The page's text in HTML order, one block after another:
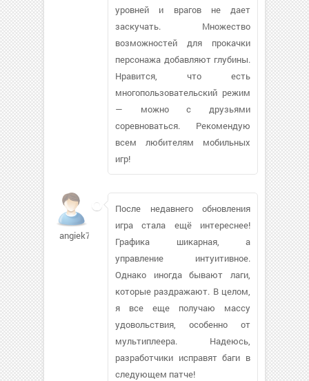
уровней и врагов не дает
заскучать. Множество
возможностей для прокачки
персонажа добавляют глубины.
Нравится, что есть
многопользовательский режим
— можно с друзьями
соревноваться. Рекомендую
всем любителям мобильных
игр!
angiek726863
После недавнего обновления
игра стала ещё интереснее!
Графика шикарная, а
управление интуитивное.
Однако иногда бывают лаги,
которые раздражают. В целом,
я все еще получаю массу
удовольствия, особенно от
мультиплеера. Надеюсь,
разработчики исправят баги в
следующем патче!